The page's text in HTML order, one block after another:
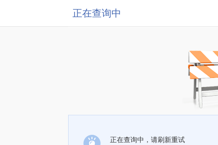
正在查询中
正在查询中，请刷新重试